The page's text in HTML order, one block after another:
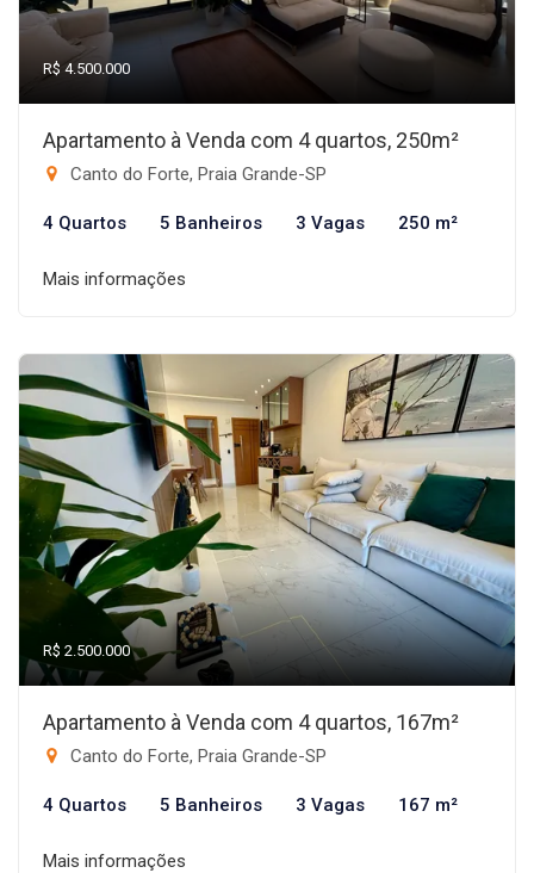
R$ 4.500.000
Apartamento à Venda com 4 quartos, 250m²
Canto do Forte, Praia Grande-SP
4 Quartos 5 Banheiros 3 Vagas 250 m²
Mais informações
R$ 2.500.000
Apartamento à Venda com 4 quartos, 167m²
Canto do Forte, Praia Grande-SP
4 Quartos 5 Banheiros 3 Vagas 167 m²
Mais informações